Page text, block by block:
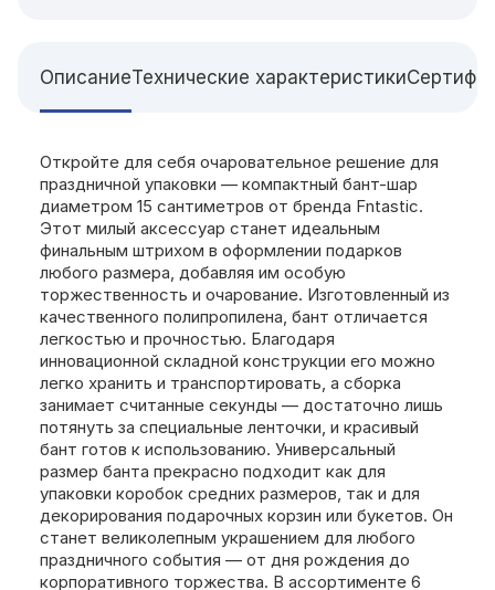
ОписаниеТехнические характеристики
Откройте для себя очаровательное решение для
праздничной упаковки — компактный бант-шар
диаметром 15 сантиметров от бренда Fntastic.
Этот милый аксессуар станет идеальным
финальным штрихом в оформлении подарков
любого размера, добавляя им особую
торжественность и очарование. Изготовленный из
качественного полипропилена, бант отличается
легкостью и прочностью. Благодаря
инновационной складной конструкции его можно
легко хранить и транспортировать, а сборка
занимает считанные секунды — достаточно лишь
потянуть за специальные ленточки, и красивый
бант готов к использованию. Универсальный
размер банта прекрасно подходит как для
упаковки коробок средних размеров, так и для
декорирования подарочных корзин или букетов. Он
станет великолепным украшением для любого
праздничного события — от дня рождения до
корпоративного торжества. В ассортименте 6